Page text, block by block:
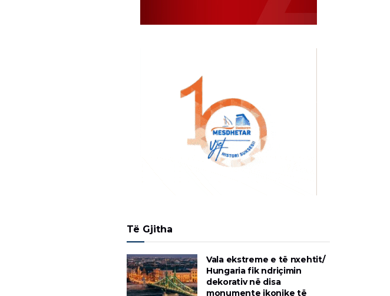
Të Gjitha
Vala ekstreme e të nxehtit/
Hungaria fik ndriçimin
dekorativ në disa
monumente ikonike të